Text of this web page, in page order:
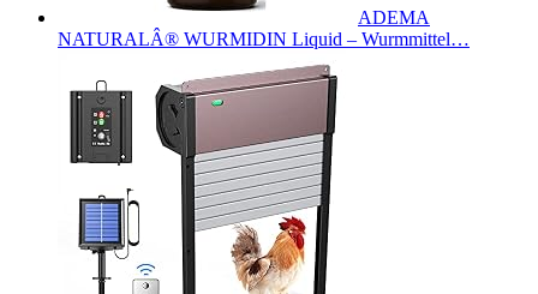
ADEMA
NATURALÂ® WURMIDIN Liquid – Wurmmittel…